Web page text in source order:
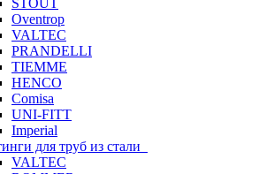
STOUT
Oventrop
VALTEC
PRANDELLI
TIEMME
HENCO
Comisa
UNI-FITT
Imperial
для труб из стали
VALTEC